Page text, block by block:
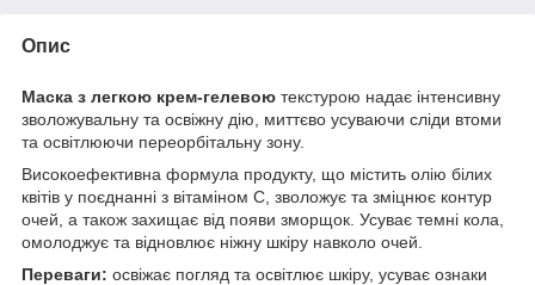
Опис
Маска з легкою крем-гелевою текстурою надає інтенсивну
зволожувальну та освіжну дію, миттєво усуваючи сліди втоми
та освітлюючи переорбітальну зону.
Високоефективна формула продукту, що містить олію білих
квітів у поєднанні з вітаміном С, зволожує та зміцнює контур
очей, а також захищає від появи зморщок. Усуває темні кола,
омолоджує та відновлює ніжну шкіру навколо очей.
Переваги: освіжає погляд та освітлює шкіру, усуває ознаки